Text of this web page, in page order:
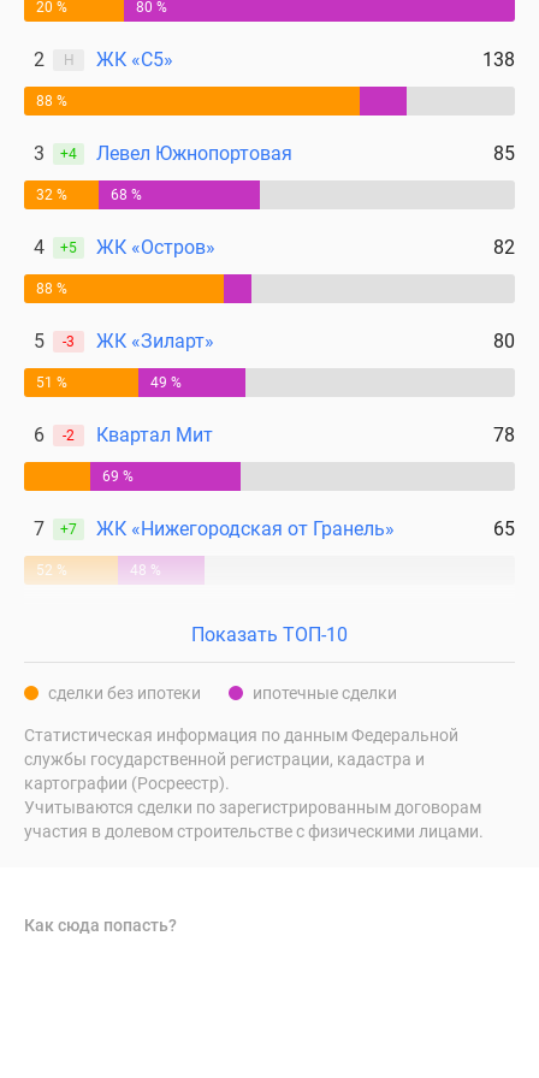
20 % 80 %
2 Н ЖК «С5» 138
88 %
3 +4 Левел Южнопортовая 85
32 % 68 %
4 +5 ЖК «Остров» 82
88 %
5 -3 ЖК «Зиларт» 80
51 % 49 %
6 -2 Квартал Мит 78
69 %
7 +7 ЖК «Нижегородская от Гранель» 65
52 % 48 %
Показать ТОП-10
сделки без ипотеки ипотечные сделки
Статистическая информация по данным Федеральной
службы государственной регистрации, кадастра и
картографии (Росреестр).
Учитываются сделки по зарегистрированным договорам
участия в долевом строительстве с физическими лицами.
Как сюда попасть?